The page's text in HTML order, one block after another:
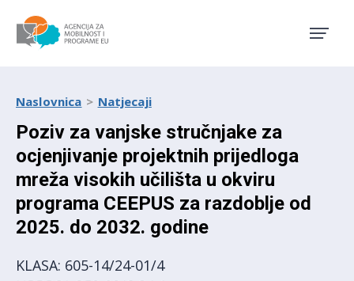
Naslovnica Natjecaji
Poziv za vanjske stručnjake za
ocjenjivanje projektnih prijedloga
mreža visokih učilišta u okviru
programa CEEPUS za razdoblje od
2025. do 2032. godine
KLASA: 605-14/24-01/4